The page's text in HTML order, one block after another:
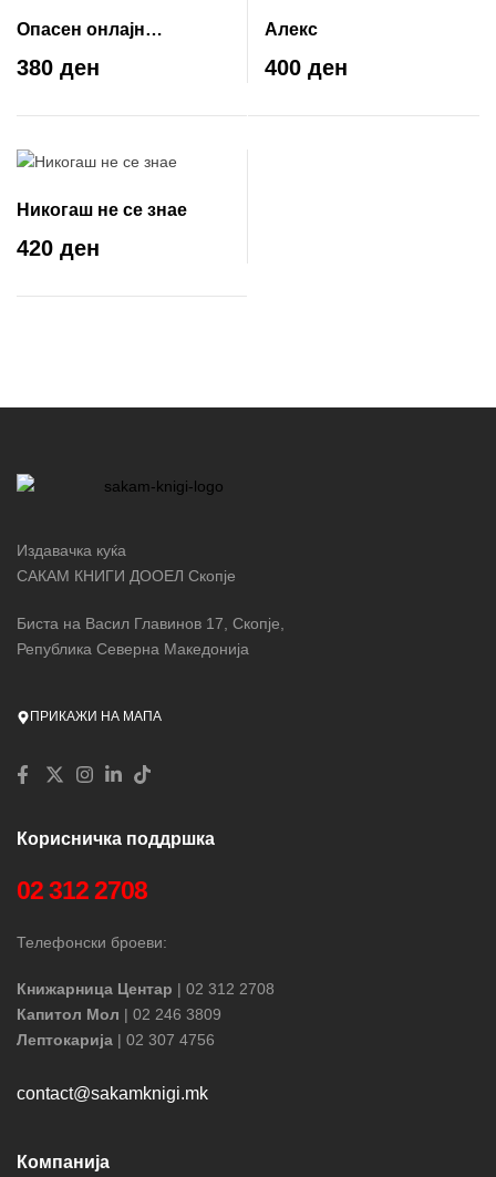
Опасен онлајн
разговор
380 ден
Алекс
400 ден
Никогаш не се знае
420 ден
Издавачка куќа
САКАМ КНИГИ ДООЕЛ Скопје
Биста на Васил Главинов 17, Скопје,
Република Северна Македонија
ПРИКАЖИ НА МАПА
Корисничка поддршка
02 312 2708
Телефонски броеви:
Книжарница Центар | 02 312 2708
Капитол Мол | 02 246 3809
Лептокарија | 02 307 4756
contact@sakamknigi.mk
Компанија